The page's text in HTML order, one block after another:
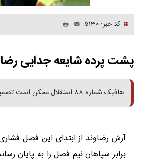
کد خبر: 5130
پشت پرده شایعه جدایی
هافبک شماره ۸۸ استقلال ممکن است تصمیم عجیبی بگیرد و در نیم فصل از این تیم جدا شود.
آرش رضاوند از ابتدای این فصل
برابر سپاهان نیم فصل را به پایان